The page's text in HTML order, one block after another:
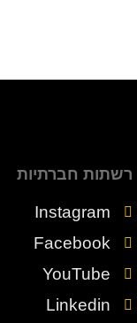
רשתות חברתיות
Instagram
Facebook
YouTube
Linkedin